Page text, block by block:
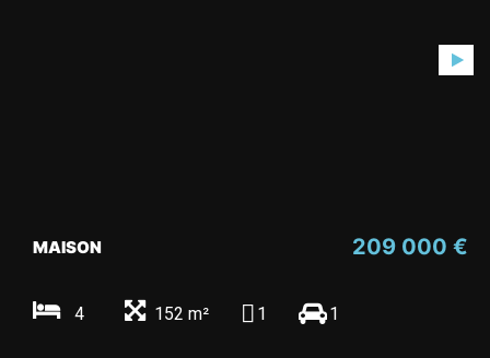
209 000 €
MAISON
4 152 m² 1 1